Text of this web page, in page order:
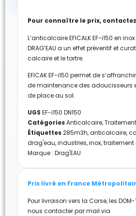
Pour connaître le prix,
L’anticalcaire EFICALK EF-i150 en
DRAG’EAU a un effet préventif et
calcaire et le tartre.
EFICAK EF-i150 permet de
de maintenance des adoucisseurs
de place au sol.
UGS EF-i150 DN150
CatégoriesAnticalcaire,
Étiquettes285m3h,anticalcaire,
drag'eau,industries,inox,traitement
Marque : Drag'EAU
Prix livré en France
Pour livraison vers la Corse, les
nous contacter par mail via